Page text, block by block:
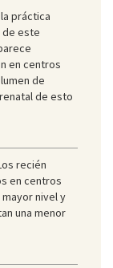
práctica
de este
en centros
de
de esto
recién
en centros
nivel y
una menor